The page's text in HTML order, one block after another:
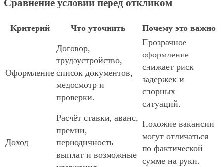
Сравнение условий перед откликом
Критерий Что уточнить Почему это важно
Оформление
Договор,
трудоустройство,
список документов,
медосмотр и
проверки.
Прозрачное
оформление
снижает риск
задержек и
спорных
ситуаций.
Доход
Расчёт ставки, аванс,
премии,
периодичность
выплат и возможные
Похожие вакансии
могут отличаться
по фактической
сумме на руки.